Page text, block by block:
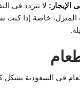
الإيجار: لا تتردد في
خاصة إذا كنت
في السعودية